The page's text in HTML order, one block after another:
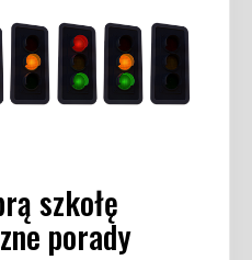
szkołę
porady